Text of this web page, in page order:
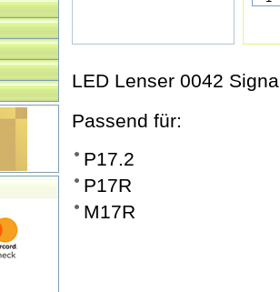
LED Lenser 0042
Passend für:
P17.2
P17R
M17R